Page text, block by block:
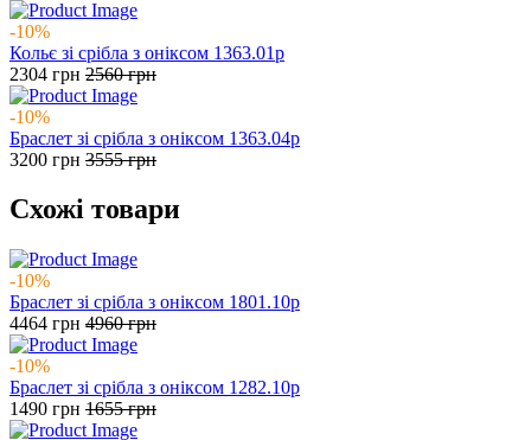
-10%
Кольє зі срібла з оніксом 1363.01р
2304 грн 2560грн
-10%
Браслет зі срібла з оніксом 1363.04р
3200 грн 3555грн
Схожі товари
-10%
Браслет зі срібла з оніксом 1801.10р
4464 грн 4960грн
-10%
Браслет зі срібла з оніксом 1282.10р
1490 грн 1655грн